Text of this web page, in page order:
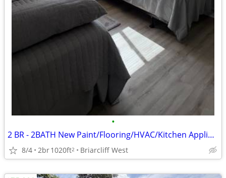
•
2 BR - 2BATH New Paint/Flooring/HVAC/Kitchen Appliance/Pool/2 MI BEACH
8/4 2br1020ft2 Briarcliff West